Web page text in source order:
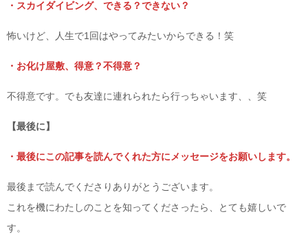
・スカイダイビング、できる？できない？
怖いけど、人生で1回はやってみたいからできる！笑
・お化け屋敷、得意？不得意？
不得意です。でも友達に連れられたら行っちゃいます、、笑
【最後に】
・最後にこの記事を読んでくれた方にメッセージをお願いします。
最後まで読んでくださりありがとうございます。
これを機にわたしのことを知ってくださったら、とても嬉しいで
す。